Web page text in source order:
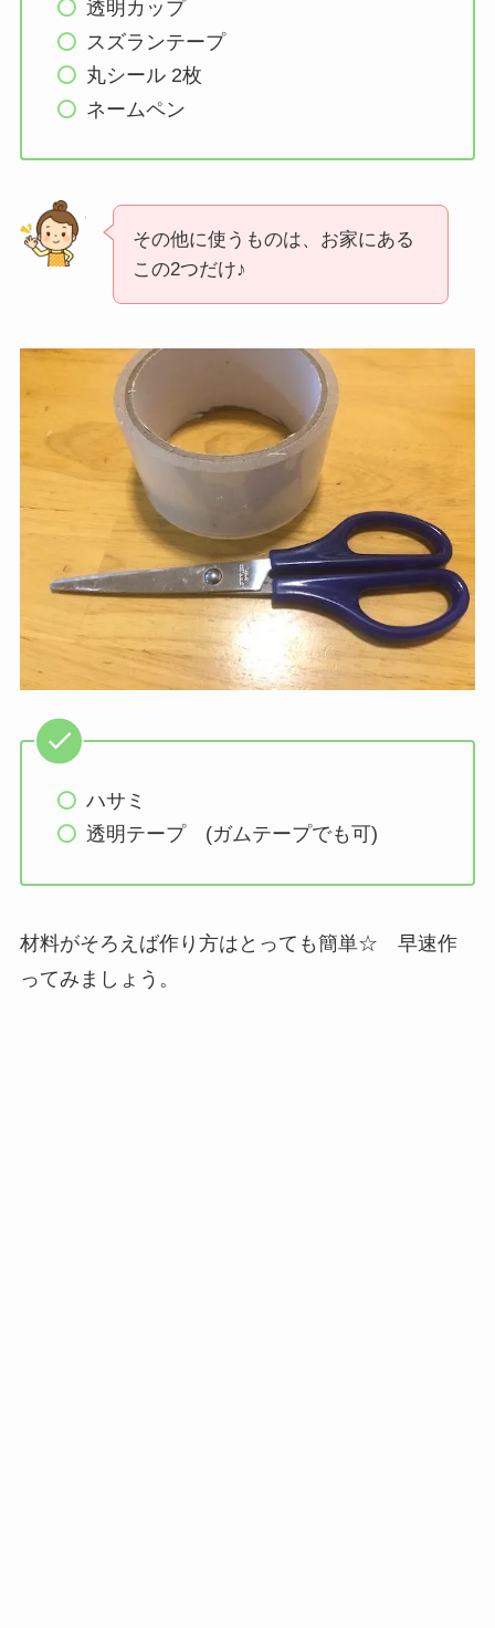
透明カップ
スズランテープ
丸シール 2枚
ネームペン
その他に使うものは、お家にある
この2つだけ♪
ハサミ
透明テープ (ガムテープでも可)
材料がそろえば作り方はとっても簡単☆ 早速作
ってみましょう。